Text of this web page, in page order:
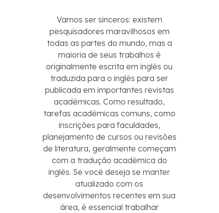
Vamos ser sinceros: existem
pesquisadores maravilhosos em
todas as partes do mundo, mas a
maioria de seus trabalhos é
originalmente escrita em inglês ou
traduzida para o inglês para ser
publicada em importantes revistas
acadêmicas. Como resultado,
tarefas acadêmicas comuns, como
inscrições para faculdades,
planejamento de cursos ou revisões
de literatura, geralmente começam
com a tradução acadêmica do
inglês. Se você deseja se manter
atualizado com os
desenvolvimentos recentes em sua
área, é essencial trabalhar